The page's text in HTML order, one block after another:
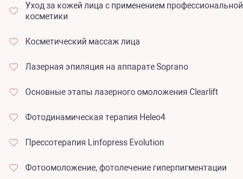
Уход за кожей лица с применением профессиональной
косметики
Косметический массаж лица
Лазерная эпиляция на аппарате Soprano
Основные этапы лазерного омоложения Clearlift
Фотодинамическая терапия Heleo4
Прессотерапия Linfopress Evolution
Фотоомоложение, фотолечение гиперпигментации